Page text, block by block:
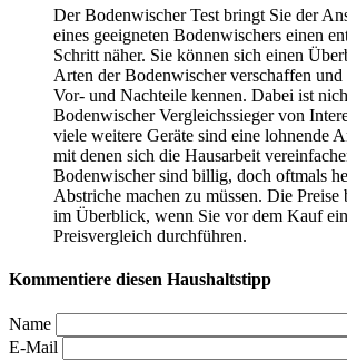
Der Bodenwischer Test bringt Sie der
eines geeigneten Bodenwischers einen
Schritt näher. Sie können sich einen
Arten der Bodenwischer verschaffen und
Vor- und Nachteile kennen. Dabei ist
Bodenwischer Vergleichssieger von
viele weitere Geräte sind eine lohnende
mit denen sich die Hausarbeit
Bodenwischer sind billig, doch oftmals
Abstriche machen zu müssen. Die Preise
im Überblick, wenn Sie vor dem Kauf
Preisvergleich durchführen.
Kommentiere diesen Haushaltstipp
Name
E-Mail